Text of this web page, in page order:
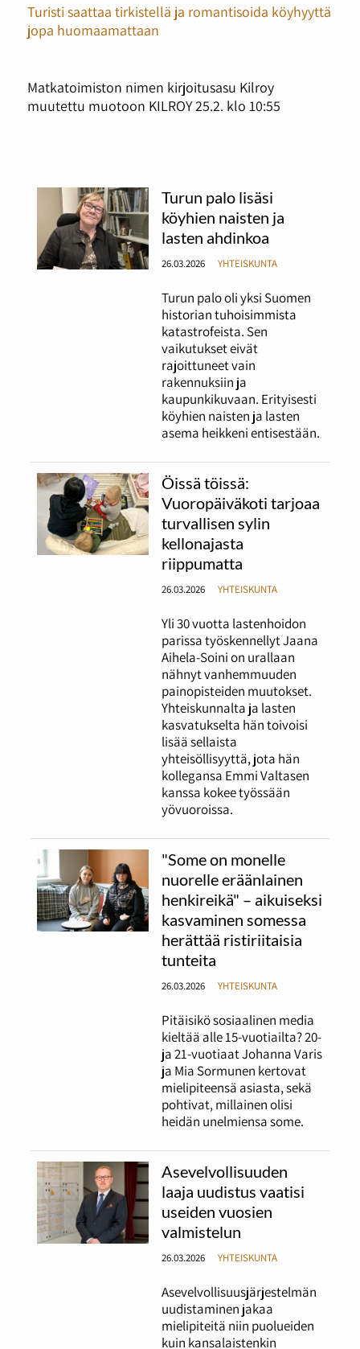
Turisti saattaa tirkistellä ja romantisoida köyhyyttä
jopa huomaamattaan
Matkatoimiston nimen kirjoitusasu Kilroy
muutettu muotoon KILROY 25.2. klo 10:55
Turun palo lisäsi
köyhien naisten ja
lasten ahdinkoa
26.03.2026 YHTEISKUNTA
Turun palo oli yksi Suomen
historian tuhoisimmista
katastrofeista. Sen
vaikutukset eivät
rajoittuneet vain
rakennuksiin ja
kaupunkikuvaan. Erityisesti
köyhien naisten ja lasten
asema heikkeni entisestään.
Öissä töissä:
Vuoropäiväkoti tarjoaa
turvallisen sylin
kellonajasta
riippumatta
26.03.2026 YHTEISKUNTA
Yli 30 vuotta lastenhoidon
parissa työskennellyt Jaana
Aihela-Soini on urallaan
nähnyt vanhemmuuden
painopisteiden muutokset.
Yhteiskunnalta ja lasten
kasvatukselta hän toivoisi
lisää sellaista
yhteisöllisyyttä, jota hän
kollegansa Emmi Valtasen
kanssa kokee työssään
yövuoroissa.
"Some on monelle
nuorelle eräänlainen
henkireikä" – aikuiseksi
kasvaminen somessa
herättää ristiriitaisia
tunteita
26.03.2026 YHTEISKUNTA
Pitäisikö sosiaalinen media
kieltää alle 15-vuotiailta? 20-
ja 21-vuotiaat Johanna Varis
ja Mia Sormunen kertovat
mielipiteensä asiasta, sekä
pohtivat, millainen olisi
heidän unelmiensa some.
Asevelvollisuuden
laaja uudistus vaatisi
useiden vuosien
valmistelun
26.03.2026 YHTEISKUNTA
Asevelvollisuusjärjestelmän
uudistaminen jakaa
mielipiteitä niin puolueiden
kuin kansalaistenkin